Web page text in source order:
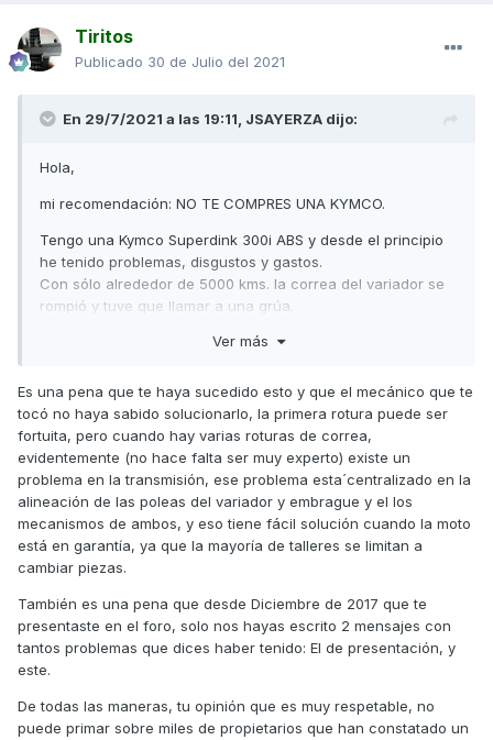
Tiritos
Publicado 30 de Julio del 2021
En 29/7/2021 a las 19:11, JSAYERZA dijo:
Hola,
mi recomendación: NO TE COMPRES UNA KYMCO.
Tengo una Kymco Superdink 300i ABS y desde el principio
he tenido problemas, disgustos y gastos.
Con sólo alrededor de 5000 kms. la correa del variador se
rompió y tuve que llamar a una grúa.
Estoy decepcionado con la moto, que conduzco, desde la
temiendo siempre cuándo y dónde me dejará en la cuneta
la próxima vez y qué problemas logísticos, operativos y
económicos me supondrá. Hoy a vuelto a suceder y con
este, ya van 6 cambios de correa del variador rota, grua,
pérdida de horas y coste de reparación (cada cambio de
correa pueden suponer entre 200€ y 300€).
Pero lo realmente malo es el (no) soporte de Kymco, que en
lugar de solucionar el problema, que vengo reclamando
desde hace años, se atreve a sugerir que el problema
podría ser mi forma de conducir.
Nota: anteriormente he tenido diversas scooters (Honda
Forza, Yamaha XMAX, Piaggio Hexagon, Honda Scoopy) y
nunca tuvieron incidencias con la correa de distribución.
Saludos,
Ver más
Es una pena que te haya sucedido esto y que el mecánico que te
tocó no haya sabido solucionarlo, la primera rotura puede ser
fortuita, pero cuando hay varias roturas de correa,
evidentemente (no hace falta ser muy experto) existe un
problema en la transmisión, ese problema esta´centralizado en la
alineación de las poleas del variador y embrague y el los
mecanismos de ambos, y eso tiene fácil solución cuando la moto
está en garantía, ya que la mayoría de talleres se limitan a
cambiar piezas.
También es una pena que desde Diciembre de 2017 que te
presentaste en el foro, solo nos hayas escrito 2 mensajes con
tantos problemas que dices haber tenido: El de presentación, y
este.
De todas las maneras, tu opinión que es muy respetable, no
puede primar sobre miles de propietarios que han constatado un